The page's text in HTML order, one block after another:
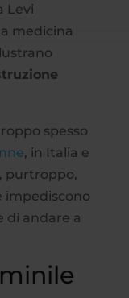
Levi
medicina
spesso
, in Italia e
purtroppo,
impediscono
di andare a